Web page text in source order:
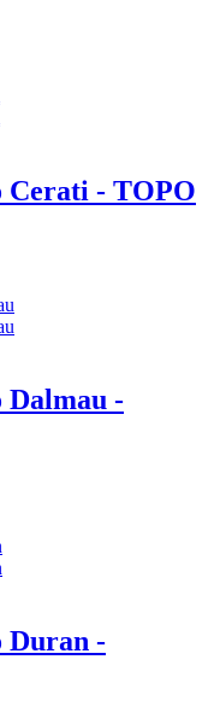
Cerati - TOPO
Dalmau -
Duran -